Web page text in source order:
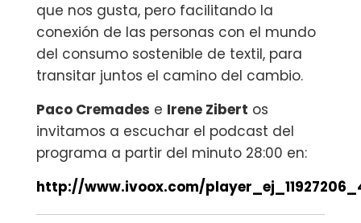
que nos gusta, pero facilitando la
conexión de las personas con el mundo
del consumo sostenible de textil, para
transitar juntos el camino del cambio.
Paco Cremades‬ e ‪ Irene Zibert‬ os
invitamos a escuchar el podcast del
programa a partir del minuto 28:00 en:
http://www.ivoox.com/